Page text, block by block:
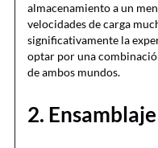
almacenamiento a un
velocidades de carga
significativamente la
optar por una
de ambos mundos.
2.